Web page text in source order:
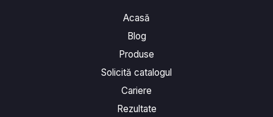
Acasă
Blog
Produse
Solicită catalogul
Cariere
Rezultate